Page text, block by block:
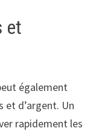
et
également
et d’argent. Un
rapidement les